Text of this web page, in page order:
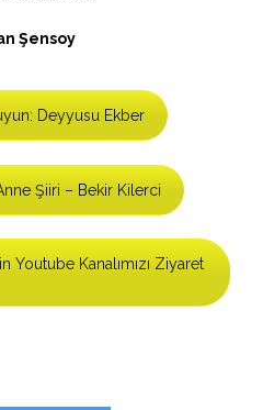
Şensoy
Deyyusu Ekber
Şiiri – Bekir Kilerci
Youtube Kanalımızı Ziyaret